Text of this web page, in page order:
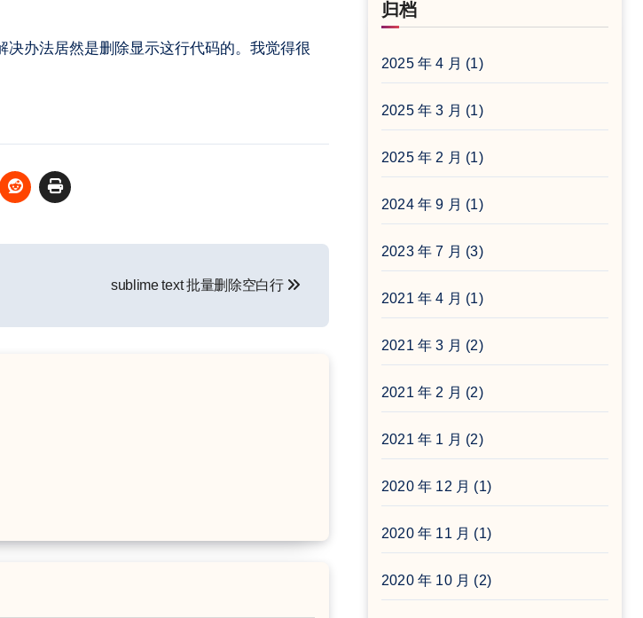
sublime text 批量删除空白行
归档
2025 年 4 月 (1)
2025 年 3 月 (1)
2025 年 2 月 (1)
2024 年 9 月 (1)
2023 年 7 月 (3)
2021 年 4 月 (1)
2021 年 3 月 (2)
2021 年 2 月 (2)
2021 年 1 月 (2)
2020 年 12 月 (1)
2020 年 11 月 (1)
2020 年 10 月 (2)